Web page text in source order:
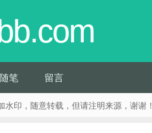
随笔 留言
印，随意转载，但请注明来源，谢谢！